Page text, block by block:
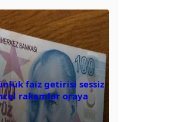
faiz getirisi sessiz
rakamlar oraya